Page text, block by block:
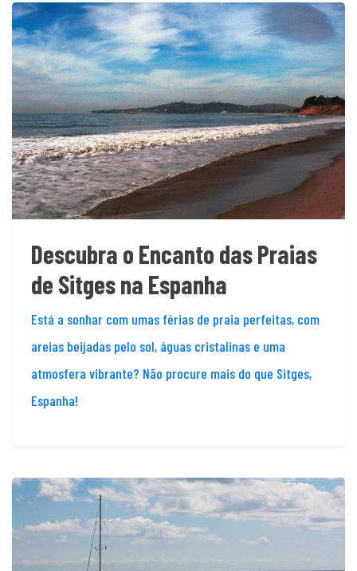
Descubra o Encanto das Praias
de Sitges na Espanha
Está a sonhar com umas férias de praia perfeitas, com
areias beijadas pelo sol, águas cristalinas e uma
atmosfera vibrante? Não procure mais do que Sitges,
Espanha!